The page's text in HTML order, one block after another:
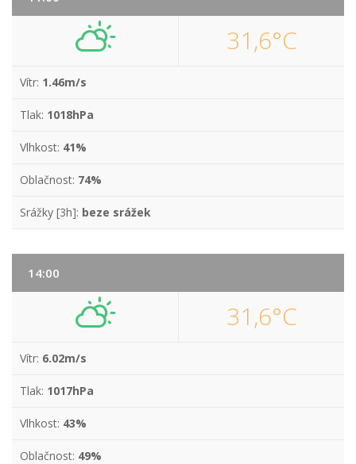
31,6°C
Vítr: 1.46m/s
Tlak: 1018hPa
Vlhkost: 41%
Oblačnost: 74%
Srážky [3h]: beze srážek
14:00
31,6°C
Vítr: 6.02m/s
Tlak: 1017hPa
Vlhkost: 43%
Oblačnost: 49%